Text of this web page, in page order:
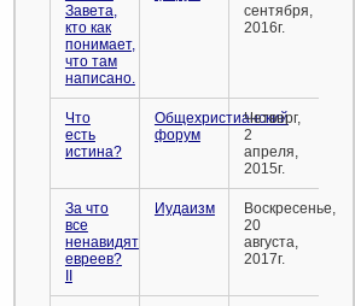
Завета,
кто как
понимает,
что там
написано.
сентября,
2016г.
Что
есть
истина?
Общехристианский
форум
Четверг,
2
апреля,
2015г.
За что
все
ненавидят
евреев?
Иудаизм
Воскресенье,
20
августа,
2017г.